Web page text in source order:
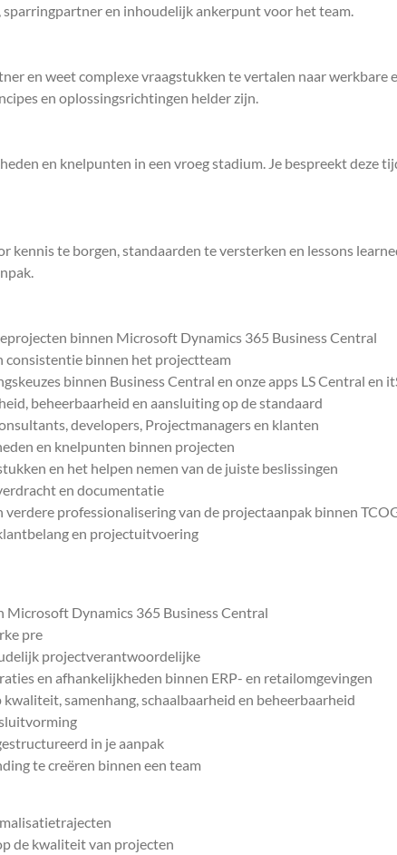
en inhoudelijk ankerpunt voor het team.
en weet complexe vraagstukken te vertalen naar
en oplossingsrichtingen helder zijn.
en knelpunten in een vroeg stadium. Je bespreekt deze
kennis te borgen, standaarden te versterken en lessons
binnen Microsoft Dynamics 365 Business Central
consistentie binnen het projectteam
binnen Business Central en onze apps LS Central en
beheerbaarheid en aansluiting op de standaard
developers, Projectmanagers en klanten
en knelpunten binnen projecten
en het helpen nemen van de juiste beslissingen
en documentatie
professionalisering van de projectaanpak binnen
en projectuitvoering
Dynamics 365 Business Central
pre
projectverantwoordelijke
en afhankelijkheden binnen ERP- en retailomgevingen
samenhang, schaalbaarheid en beheerbaarheid
in je aanpak
te creëren binnen een team
de kwaliteit van projecten